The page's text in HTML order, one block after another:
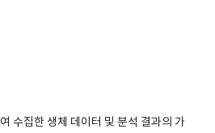
수집한 생체 데이터 및 분석 결과의 가